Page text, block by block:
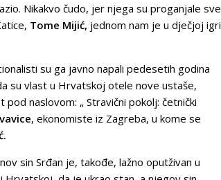
Ni­ka­kvo ču­do, jer nje­ga su pro­ga­nja­le sve
To­me Mi­jić, jed­nom nam je u dječ­joj igri
su ga javno napali pedesetih godina
su vlast u Hrvatskoj otele nove ustaše,
naslovom: „ Stravični pokolj: četnički
, ekonomiste iz Zagreba, u kome se
sin Srđan je, takođe, lažno oputživan u